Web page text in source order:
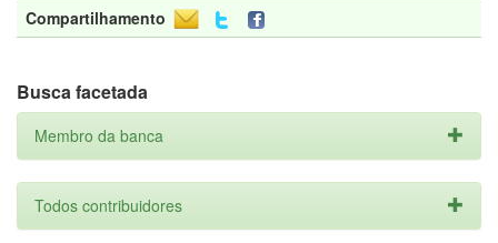
Compartilhamento
Busca facetada
Membro da banca
Todos contribuidores